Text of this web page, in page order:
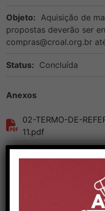
Objeto: Aquisição de
propostas deverão ser
compras@croal.org.br
Status: Concluída
Anexos
02-TERMO-DE-
11.pdf